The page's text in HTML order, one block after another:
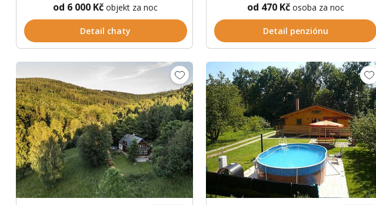
od 6 000 Kčobjekt za noc
Detail chaty
od 470 Kč osoba za noc
Detail penziónu